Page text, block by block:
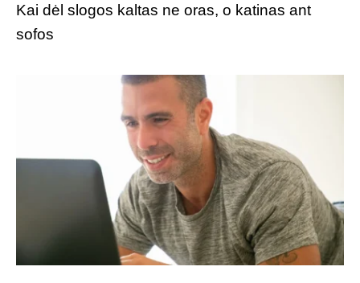
Kai dėl slogos kaltas ne oras, o katinas ant
sofos